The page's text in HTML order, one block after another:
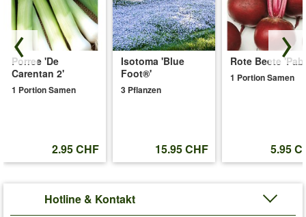
Porree 'De
Carentan 2'
1 Portion Samen
2.95 CHF
Isotoma 'Blue
Foot®'
3 Pflanzen
15.95 CHF
Rote Beete
1 Portion Samen
5.95
Hotline & Kontakt